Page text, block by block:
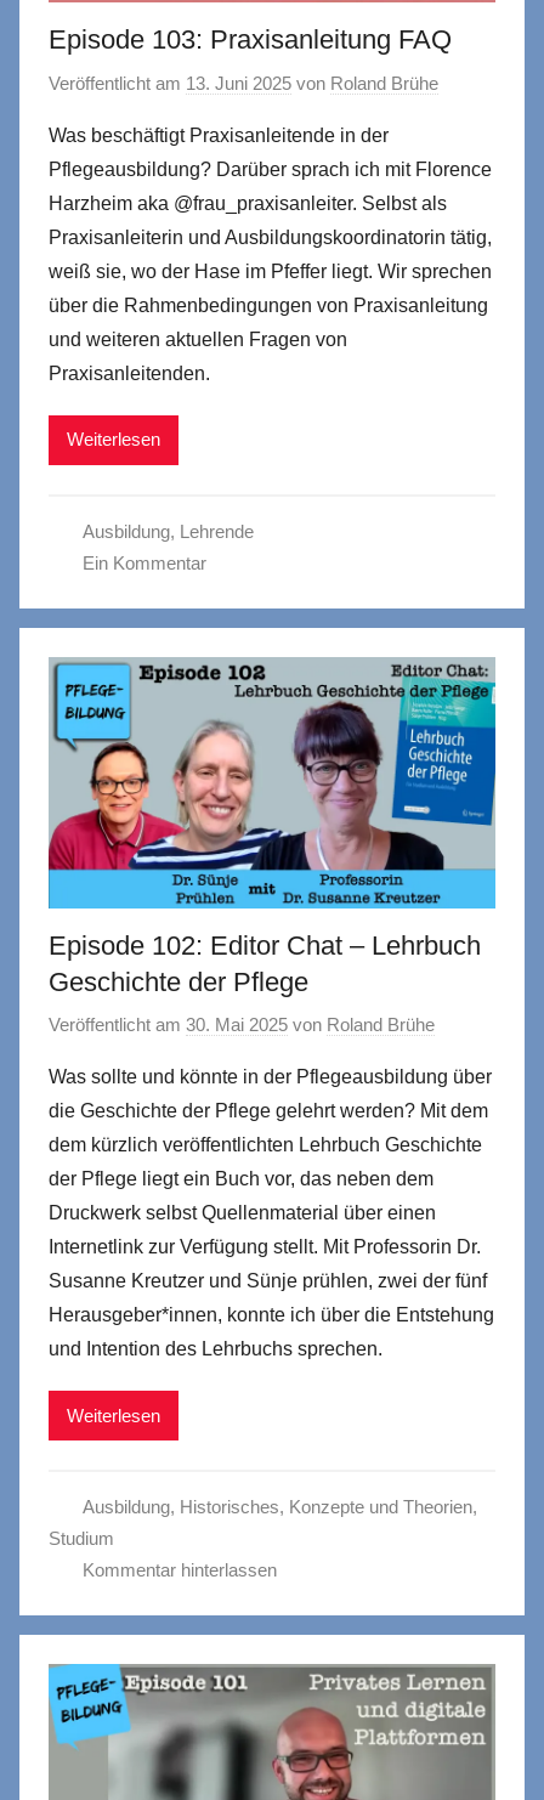
Episode 103: Praxisanleitung FAQ
Veröffentlicht am 13. Juni 2025 von Roland Brühe
Was beschäftigt Praxisanleitende in der
Pflegeausbildung? Darüber sprach ich mit Florence
Harzheim aka @frau_praxisanleiter. Selbst als
Praxisanleiterin und Ausbildungskoordinatorin tätig,
weiß sie, wo der Hase im Pfeffer liegt. Wir sprechen
über die Rahmenbedingungen von Praxisanleitung
und weiteren aktuellen Fragen von
Praxisanleitenden.
Weiterlesen
Ausbildung, Lehrende
Ein Kommentar
Episode 102: Editor Chat – Lehrbuch
Geschichte der Pflege
Veröffentlicht am 30. Mai 2025 von Roland Brühe
Was sollte und könnte in der Pflegeausbildung über
die Geschichte der Pflege gelehrt werden? Mit dem
dem kürzlich veröffentlichten Lehrbuch Geschichte
der Pflege liegt ein Buch vor, das neben dem
Druckwerk selbst Quellenmaterial über einen
Internetlink zur Verfügung stellt. Mit Professorin Dr.
Susanne Kreutzer und Sünje prühlen, zwei der fünf
Herausgeber*innen, konnte ich über die Entstehung
und Intention des Lehrbuchs sprechen.
Weiterlesen
Ausbildung, Historisches, Konzepte und Theorien,
Studium
Kommentar hinterlassen